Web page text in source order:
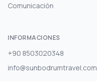
Comunicación
INFORMACIONES
+90 8503020348
info@sunbodrumtravel.com